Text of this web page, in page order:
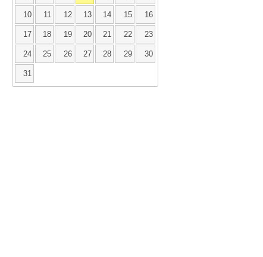
10 11 12 13 14 15 16
17 18 19 20 21 22 23
24 25 26 27 28 29 30
31